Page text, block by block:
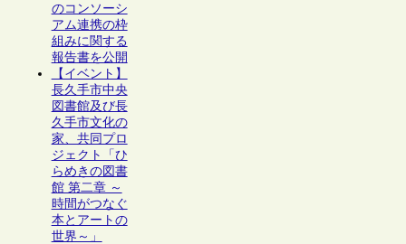
のコンソーシ
アム連携の枠
組みに関する
報告書を公開
【イベント】
長久手市中央
図書館及び長
久手市文化の
家、共同プロ
ジェクト「ひ
らめきの図書
館 第二章 ～
時間がつなぐ
本とアートの
世界～」